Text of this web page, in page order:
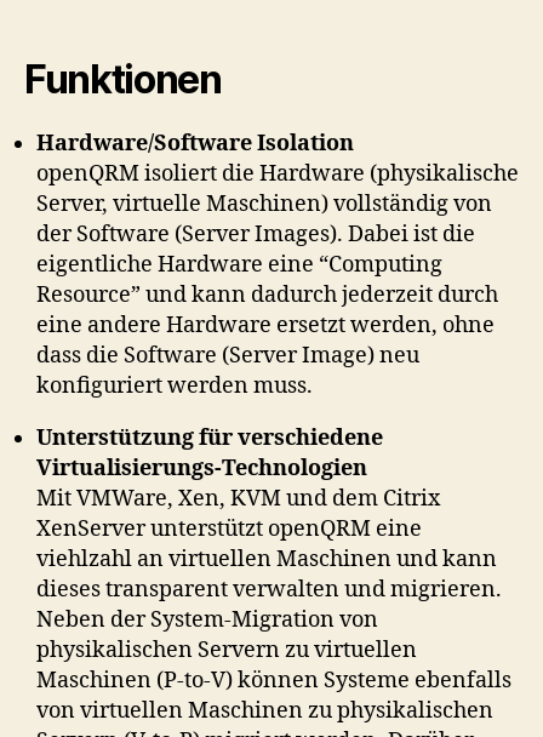
Funktionen
Hardware/Software Isolation
openQRM isoliert die Hardware (physikalische
Server, virtuelle Maschinen) vollständig von
der Software (Server Images). Dabei ist die
eigentliche Hardware eine “Computing
Resource” und kann dadurch jederzeit durch
eine andere Hardware ersetzt werden, ohne
dass die Software (Server Image) neu
konfiguriert werden muss.
Unterstützung für verschiedene
Virtualisierungs-Technologien
Mit VMWare, Xen, KVM und dem Citrix
XenServer unterstützt openQRM eine
viehlzahl an virtuellen Maschinen und kann
dieses transparent verwalten und migrieren.
Neben der System-Migration von
physikalischen Servern zu virtuellen
Maschinen (P-to-V) können Systeme ebenfalls
von virtuellen Maschinen zu physikalischen